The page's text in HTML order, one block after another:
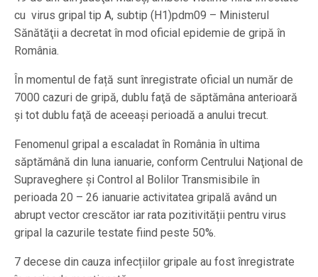
cu virus gripal tip A, subtip (H1)pdm09 – Ministerul
Sănătăţii a decretat în mod oficial epidemie de gripă în
România.
În momentul de față sunt înregistrate oficial un număr de
7000 cazuri de gripă, dublu faţă de săptămâna anterioară
şi tot dublu faţă de aceeaşi perioadă a anului trecut.
Fenomenul gripal a escaladat în România în ultima
săptămână din luna ianuarie, conform Centrului Naţional de
Supraveghere şi Control al Bolilor Transmisibile în
perioada 20 – 26 ianuarie activitatea gripală având un
abrupt vector crescător iar rata pozitivității pentru virus
gripal la cazurile testate fiind peste 50%.
7 decese din cauza infecțiilor gripale au fost înregistrate